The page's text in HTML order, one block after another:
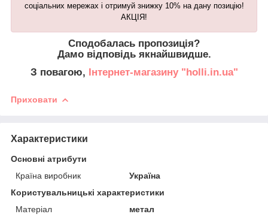
соціальних мережах і отримуй знижку 10% на данупозицію!
АКЦІЯ!
Сподобалась пропозиція?
Дамо відповідь якнайшвидше.
З повагою,
Інтернет-магазину "holli.in.ua"
Приховати
Характеристики
Основні атрибути
Країна виробник
Україна
Користувальницькі характеристики
Матеріал
метал